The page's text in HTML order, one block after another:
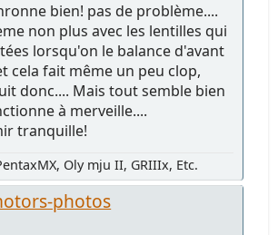
bien! pas de problème....
non plus avec les lentilles qui
lorsqu'on le balance d'avant
cela fait même un peu clop,
donc.... Mais tout semble bien
à merveille....
tranquille!
Oly mju II, GRIIIx, Etc.
photos